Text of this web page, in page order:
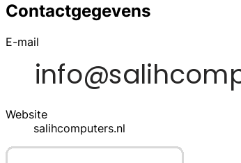
Contactgegevens
E-mail
Website
salihcomputers.nl